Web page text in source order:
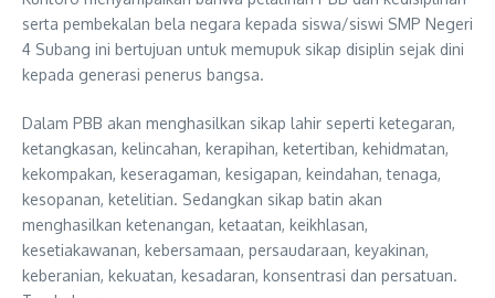
serta pembekalan bela negara kepada siswa/siswi SMP Negeri
4 Subang ini bertujuan untuk memupuk sikap disiplin sejak dini
kepada generasi penerus bangsa.
Dalam PBB akan menghasilkan sikap lahir seperti ketegaran,
ketangkasan, kelincahan, kerapihan, ketertiban, kehidmatan,
kekompakan, keseragaman, kesigapan, keindahan, tenaga,
kesopanan, ketelitian. Sedangkan sikap batin akan
menghasilkan ketenangan, ketaatan, keikhlasan,
kesetiakawanan, kebersamaan, persaudaraan, keyakinan,
keberanian, kekuatan, kesadaran, konsentrasi dan persatuan.